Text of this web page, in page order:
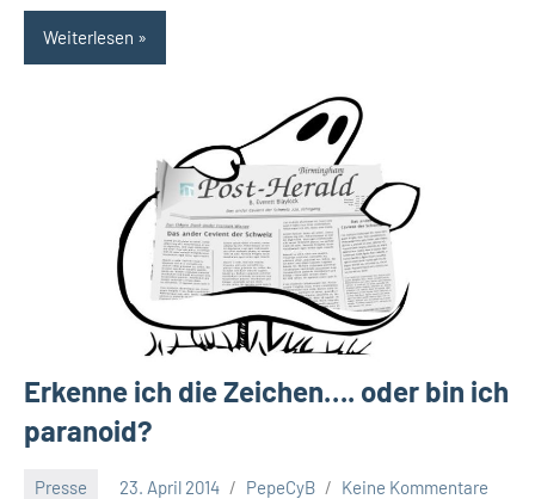
Weiterlesen
Erkenne ich die Zeichen…. oder bin ich
paranoid?
Presse 23. April 2014 PepeCyB Keine Kommentare